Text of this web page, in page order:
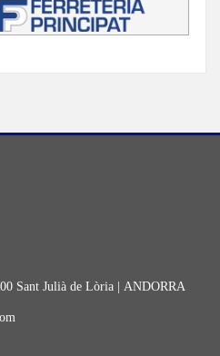
Sant Julià de Lòria | ANDORRA